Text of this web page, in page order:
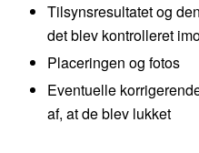
Tilsynsresultatet og
det blev kontrolleret
Placeringen og fotos
Eventuelle
af, at de blev lukket